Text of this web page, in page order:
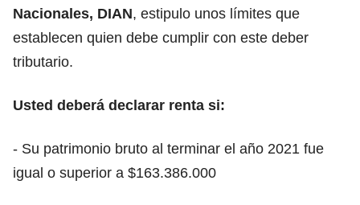
Nacionales, DIAN, estipulo unos límites que
establecen quien debe cumplir con este deber
tributario.
Usted deberá declarar renta si:
- Su patrimonio bruto al terminar el año 2021 fue
igual o superior a $163.386.000